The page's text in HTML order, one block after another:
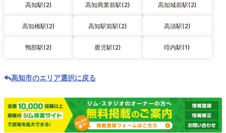
高知駅(2) 高知商業前駅(2) 高知城前駅(2)
高知橋駅(2) 高知駅前駅(2) 高須駅(2)
鴨部駅(2) 鹿児駅(2) 咥内駅(1)
高知市のエリア選択に戻る